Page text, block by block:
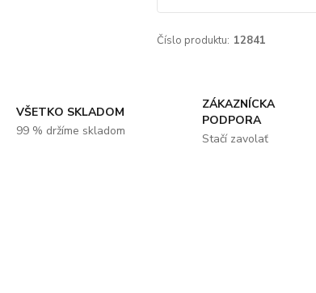
Číslo produktu: 12841
VŠETKO SKLADOM
99 % držíme skladom
ZÁKAZNÍCKA
PODPORA
Stačí zavolať